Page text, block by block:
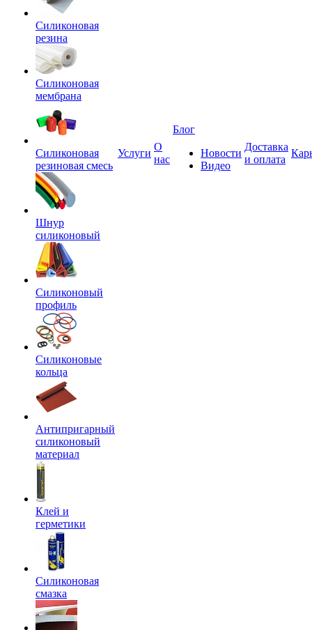
Силиконовая
резина
Силиконовая
мембрана
Силиконовая
резиновая смесь
Шнур
силиконовый
Силиконовый
профиль
Силиконовые
кольца
Антипригарный
силиконовый
материал
Клей и
герметики
Силиконовая
смазка
Услуги
О
нас
Блог
Новости
Видео
Доставка
и оплата